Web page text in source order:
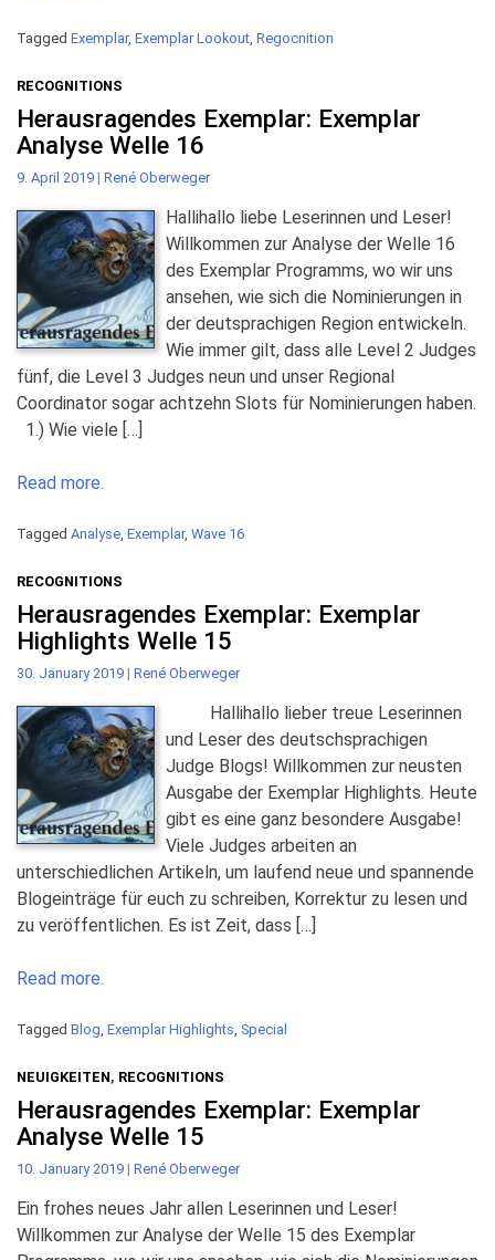
Tagged Exemplar, Exemplar Lookout, Regocnition
RECOGNITIONS
Herausragendes Exemplar: Exemplar
Analyse Welle 16
9. April 2019 | René Oberweger
Hallihallo liebe Leserinnen und Leser!
Willkommen zur Analyse der Welle 16
des Exemplar Programms, wo wir uns
ansehen, wie sich die Nominierungen in
der deutsprachigen Region entwickeln.
Wie immer gilt, dass alle Level 2 Judges
fünf, die Level 3 Judges neun und unser Regional
Coordinator sogar achtzehn Slots für Nominierungen haben.
1.) Wie viele […]
Read more.
Tagged Analyse, Exemplar, Wave 16
RECOGNITIONS
Herausragendes Exemplar: Exemplar
Highlights Welle 15
30. January 2019 | René Oberweger
Hallihallo lieber treue Leserinnen
und Leser des deutschsprachigen
Judge Blogs! Willkommen zur neusten
Ausgabe der Exemplar Highlights. Heute
gibt es eine ganz besondere Ausgabe!
Viele Judges arbeiten an
unterschiedlichen Artikeln, um laufend neue und spannende
Blogeinträge für euch zu schreiben, Korrektur zu lesen und
zu veröffentlichen. Es ist Zeit, dass […]
Read more.
Tagged Blog, Exemplar Highlights, Special
NEUIGKEITEN, RECOGNITIONS
Herausragendes Exemplar: Exemplar
Analyse Welle 15
10. January 2019 | René Oberweger
Ein frohes neues Jahr allen Leserinnen und Leser!
Willkommen zur Analyse der Welle 15 des Exemplar